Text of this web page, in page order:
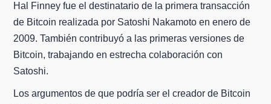
Hal Finney fue el destinatario de la primera transacción
de Bitcoin realizada por Satoshi Nakamoto en enero de
2009. También contribuyó a las primeras versiones de
Bitcoin, trabajando en estrecha colaboración con
Satoshi.
Los argumentos de que podría ser el creador de Bitcoin